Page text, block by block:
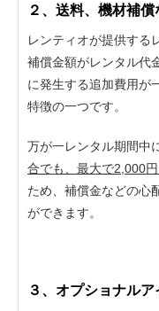
２、送料、機材補
レンティオが提供する
補償金額がレンタル代
に発生する追加費用が
特徴の一つです。
万が一レンタル期間中
合でも、最大で2,000
ため、補償金などの心
ができます。
３、オプショナル